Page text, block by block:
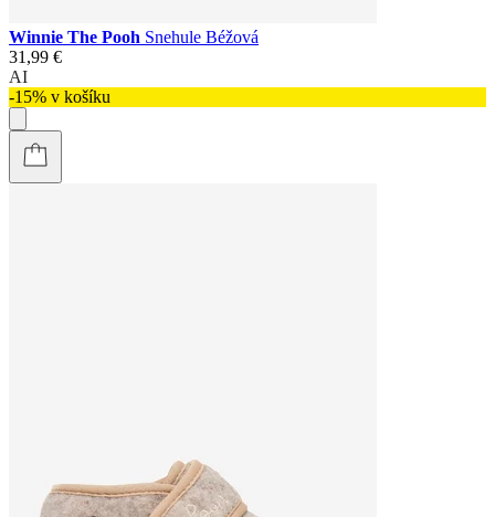
Winnie The Pooh Snehule Béžová
31,99 €
AI
-15% v košíku